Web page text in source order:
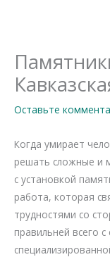
Оставьте
Когда умирает
решать сложные и
с установкой
работа, которая
трудностями со
правильней всего